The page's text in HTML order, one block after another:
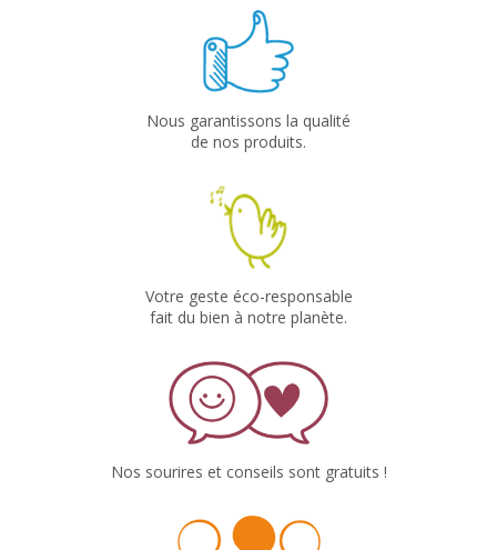
Nous garantissons la qualité
de nos produits.
Votre geste éco-responsable
fait du bien à notre planète.
Nos sourires et conseils sont gratuits !